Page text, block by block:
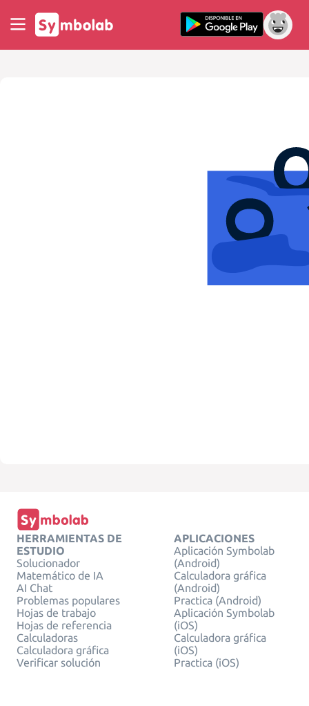
HERRAMIENTAS DE
ESTUDIO
Solucionador
Matemático de IA
AI Chat
Problemas populares
Hojas de trabajo
Hojas de referencia
Calculadoras
Calculadora gráfica
Verificar solución
APLICACIONES
Aplicación Symbolab
(Android)
Calculadora gráfica
(Android)
Practica (Android)
Aplicación Symbolab
(iOS)
Calculadora gráfica
(iOS)
Practica (iOS)